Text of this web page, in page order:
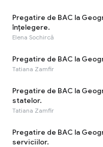
Pregatire de BAC la
înțelegere.
Elena Sochircă
Pregatire de BAC la
Tatiana Zamfir
Pregatire de BAC la
statelor.
Tatiana Zamfir
Pregatire de BAC la
serviciilor.